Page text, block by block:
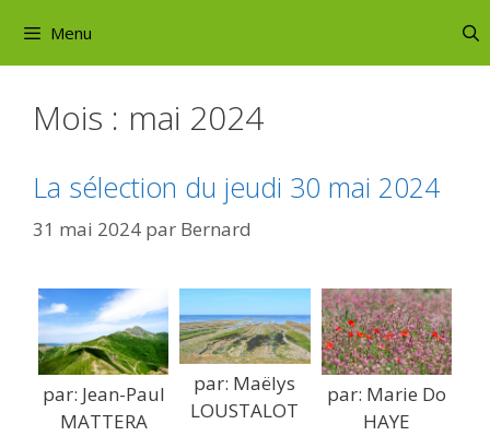
contenu
Menu
Mois : mai 2024
La sélection du jeudi 30 mai 2024
31 mai 2024 par Bernard
par: Jean-Paul
MATTERA
par: Maëlys
LOUSTALOT
par: Marie Do
HAYE